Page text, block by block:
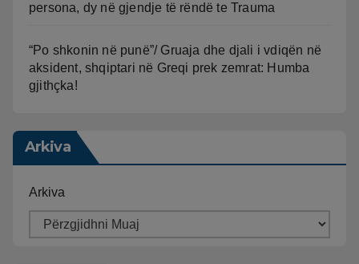
persona, dy në gjendje të rëndë te Trauma
“Po shkonin në punë”/ Gruaja dhe djali i vdiqën në
aksident, shqiptari në Greqi prek zemrat: Humba
gjithçka!
Arkiva
Arkiva